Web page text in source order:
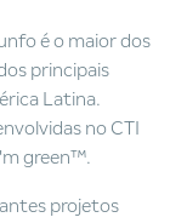
é o maior dos
principais
Latina.
no CTI
green™.
projetos